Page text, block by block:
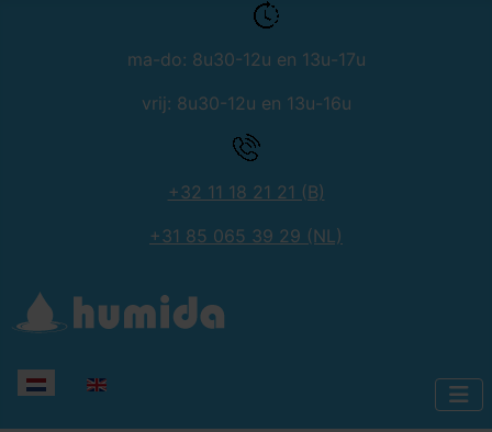
ma-do: 8u30-12u en 13u-17u
vrij: 8u30-12u en 13u-16u
+32 11 18 21 21 (B)
+31 85 065 39 29 (NL)
Selecteer de taal